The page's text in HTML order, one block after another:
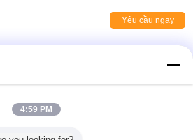
Yêu cầu ngay
Anodize bề mặt
Kết thúc nhiệt phá vỡ nhôm hồ sơ cho
khung
4:59 PM